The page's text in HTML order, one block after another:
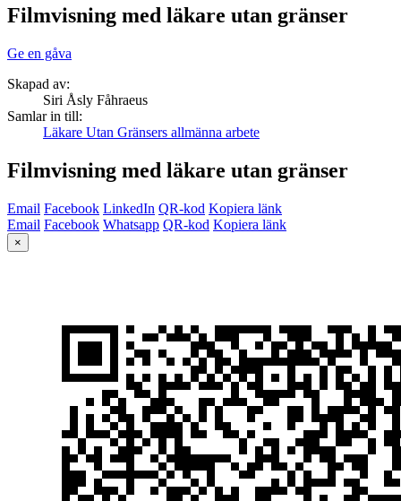
Filmvisning med läkare utan gränser
Ge en gåva
Skapad av:
Siri Åsly Fåhraeus
Samlar in till:
Läkare Utan Gränsers allmänna arbete
Filmvisning med läkare utan gränser
Email Facebook LinkedIn QR-kod Kopiera länk
Email Facebook Whatsapp QR-kod Kopiera länk
×